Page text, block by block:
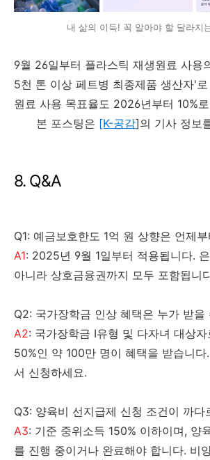
내 삶의 이득! 꼭 알아야 할 달라지
9월 26일부터 플라스틱 재생원료 사용
5천 톤 이상 페트병 최종제품 생산자'
원료 사용 목표율도 2026년부터 10%
본 포스팅은 [K-공감]의 기사 정보
8. Q&A
Q1: 예금보호한도 1억 원 상향은 언제
A1: 2025년 9월 1일부터 적용됩니다.
아니라 상호금융권까지 모두 포함됩니
Q2: 국가장학금 인상 혜택은 누가 받을
A2: 국가장학금 Ⅰ유형 및 다자녀 대상
50%인 약 100만 명이 혜택을 받습니다
서 신청하세요.
Q3: 양육비 선지급제 신청 조건이 까다
A3: 기준 중위소득 150% 이하이며, 양
를 진행 중이거나 완료해야 합니다. 비